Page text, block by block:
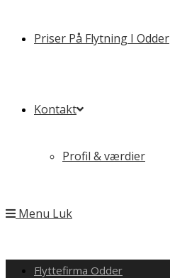
Priser På Flytning I Odder
Kontakt
Profil & værdier
Menu Luk
Flyttefirma Odder